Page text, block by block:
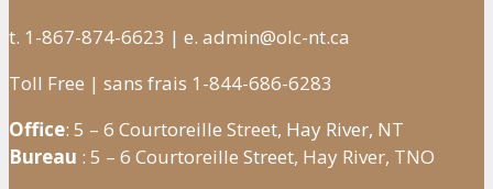
t. 1-867-874-6623 | e. admin@olc-nt.ca
Toll Free | sans frais 1-844-686-6283
Office: 5 – 6 Courtoreille Street, Hay River, NT
Bureau : 5 – 6 Courtoreille Street, Hay River, TNO